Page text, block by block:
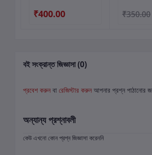
₹400.00 ₹350.00
বই সংক্রান্ত জিজ্ঞাসা (0)
প্রবেশ করুন বা রেজিস্টার করুন আপনার প্রশ্ন পাঠানোর
অন্যান্য প্রশ্নাবলী
কেউ এখনো কোন প্রশ্ন জিজ্ঞাসা করেননি